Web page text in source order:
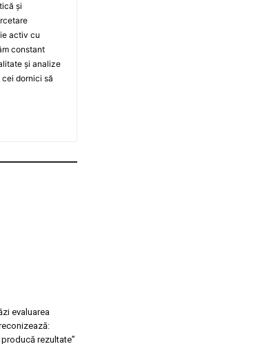
și
activ cu
constant
și analize
dornici să
evaluarea
rezultate”